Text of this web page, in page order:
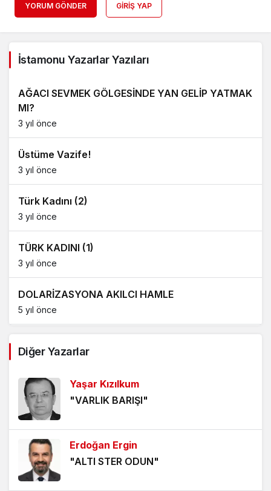
YORUM GÖNDER GIRIŞ YAP
İstamonu Yazarlar Yazıları
AĞACI SEVMEK GÖLGESİNDE YAN GELİP YATMAK
MI?
3 yıl önce
Üstüme Vazife!
3 yıl önce
Türk Kadını (2)
3 yıl önce
TÜRK KADINI (1)
3 yıl önce
DOLARİZASYONA AKILCI HAMLE
5 yıl önce
5 yıl önce
ÖLÜMÜ BEKLEMEK
5 yıl önce
5 yıl önce
VİZYONER KASTAMONULULAR NEREDESİNİZ?
Diğer Yazarlar
Yaşar Kızılkum
"VARLIK BARIŞI"
Erdoğan Ergin
"ALTI STER ODUN"